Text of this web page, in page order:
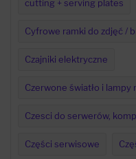
cutting + serving plates
Cyfrowe ramki do zdjęć /
Czajniki elektryczne
Czerwone światło i lampy
Czesci do serwerów,
Części serwisowe